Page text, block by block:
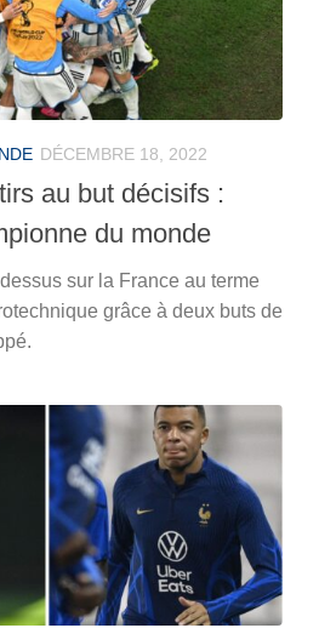
DÉCEMBRE 18, 2022
au but décisifs :
du monde
sur la France au terme
grâce à deux buts de